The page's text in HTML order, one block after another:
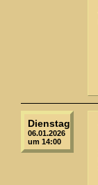
Dienstag
06.01.2026
um 14:00